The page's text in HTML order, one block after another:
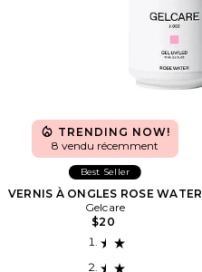
TRENDING NOW!
8 vendu récemment
Best Seller
VERNIS À ONGLES ROSE WATER
Gelcare
$20